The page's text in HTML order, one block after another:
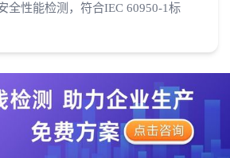
全性能检测，符合IEC 60950-1标